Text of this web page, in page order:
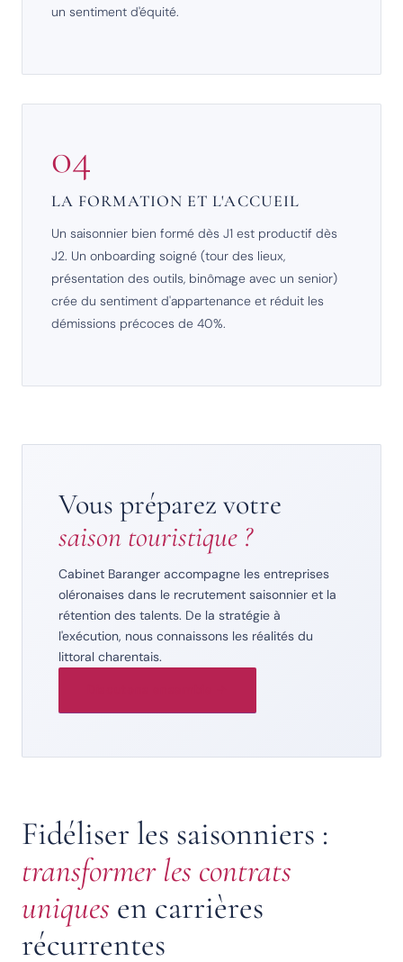
un sentiment d'équité.
04
LA FORMATION ET L'ACCUEIL
Un saisonnier bien formé dès J1 est productif dès
J2. Un onboarding soigné (tour des lieux,
présentation des outils, binômage avec un senior)
crée du sentiment d'appartenance et réduit les
démissions précoces de 40%.
Vous préparez votre
saison touristique ?
Cabinet Baranger accompagne les entreprises
oléronaises dans le recrutement saisonnier et la
rétention des talents. De la stratégie à
l'exécution, nous connaissons les réalités du
littoral charentais.
Fidéliser les saisonniers :
transformer les contrats
uniques en carrières
récurrentes